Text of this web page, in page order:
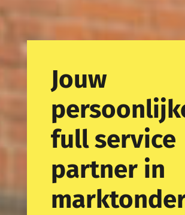
Jouw
full service
partner in